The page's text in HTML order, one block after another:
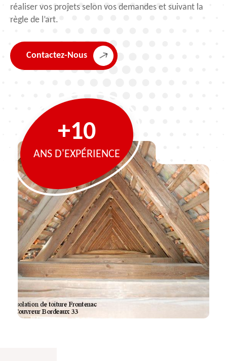
réaliser vos projets selon vos demandes et suivant la
règle de l’art.
Contactez-Nous
+10
ANS D'EXPÉRIENCE